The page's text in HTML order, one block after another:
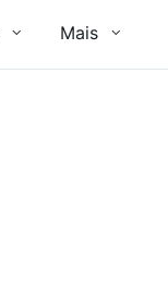
Mais